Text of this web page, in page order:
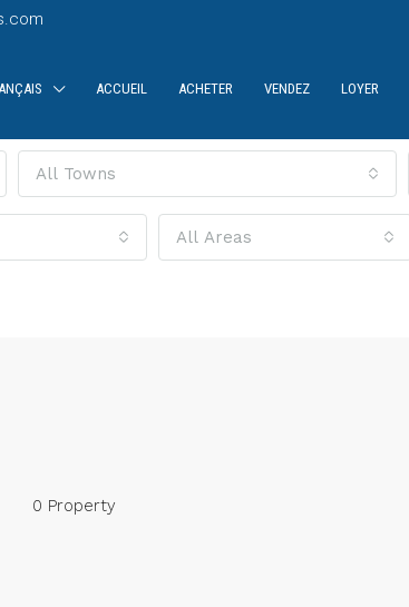
ACCUEIL ACHETER VENDEZ LOYER
All Towns
All Areas
0 Property